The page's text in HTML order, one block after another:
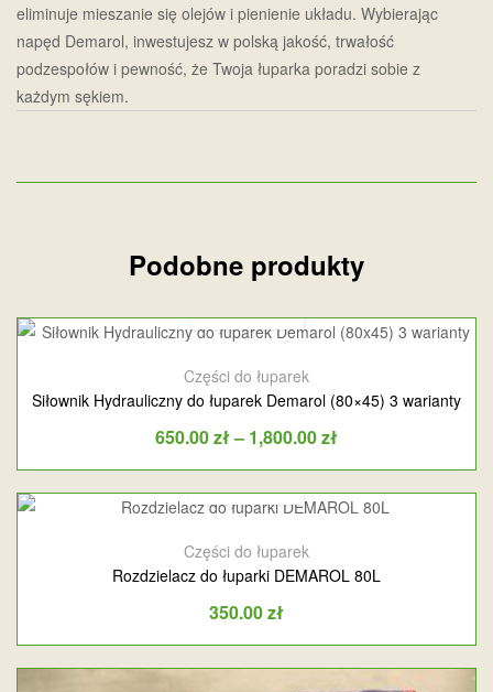
eliminuje mieszanie się olejów i pienienie układu. Wybierając
napęd Demarol, inwestujesz w polską jakość, trwałość
podzespołów i pewność, że Twoja łuparka poradzi sobie z
każdym sękiem.
Podobne produkty
Części do łuparek
Siłownik Hydrauliczny do łuparek Demarol (80×45) 3 warianty
650.00zł– 1,800.00zł
Części do łuparek
Rozdzielacz do łuparki DEMAROL 80L
350.00zł